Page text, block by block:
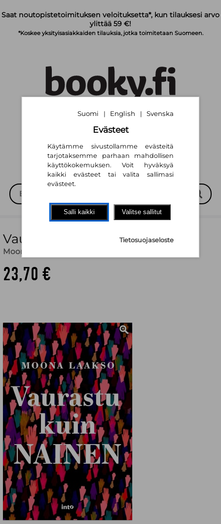
Saat noutopistetoimituksen veloituksetta*, kun tilauksesi arvo
ylittää 59 €!
*Koskee yksityisasiakkaiden tilauksia, jotka toimitetaan Suomeen.
English Svenska
Vaurastu kuin nainen
Moona Laakso
23,70 €
Suomi | English | Svenska
Evästeet
Käytämme sivustollamme evästeitä
tarjotaksemme parhaan mahdollisen
käyttökokemuksen. Voit hyväksyä
kaikki evästeet tai valita sallimasi
evästeet.
Salli kaikki Valitse sallitut
Tietosuojaseloste